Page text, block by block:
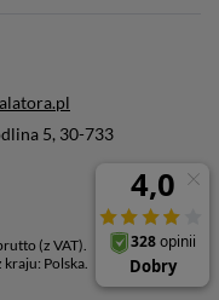
5, 30-733
(z VAT).
kraju: Polska.